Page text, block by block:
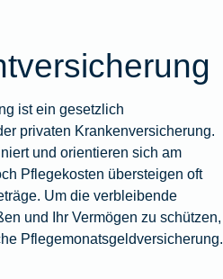
ist ein gesetzlich
privaten Krankenversicherung.
und orientieren sich am
Pflegekosten übersteigen oft
Um die verbleibende
und Ihr Vermögen zu schützen,
Pflegemonatsgeldversicherung.